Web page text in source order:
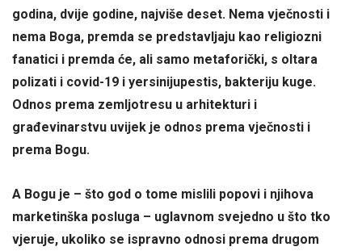
godina, dvije godine, najviše deset. Nema vječnosti i
nema Boga, premda se predstavljaju kao religiozni
fanatici i premda će, ali samo metaforički, s oltara
polizati i covid-19 i yersinijupestis, bakteriju kuge.
Odnos prema zemljotresu u arhitekturi i
građevinarstvu uvijek je odnos prema vječnosti i
prema Bogu.
A Bogu je – što god o tome mislili popovi i njihova
marketinška posluga – uglavnom svejedno u što tko
vjeruje, ukoliko se ispravno odnosi prema drugom